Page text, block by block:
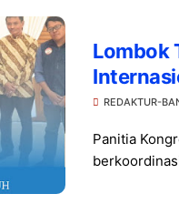
Lombok
Siap Go
REDAKTUR-
Panitia